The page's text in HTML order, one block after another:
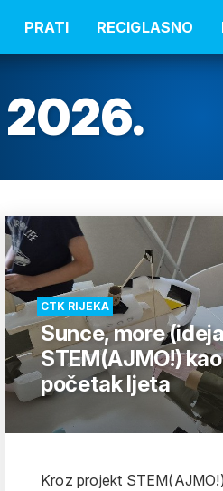
PRATI RECIGLASNO
CTK RIJEKA
Sunce, more
STEM(AJMO!)
početak ljeta
Kroz projekt